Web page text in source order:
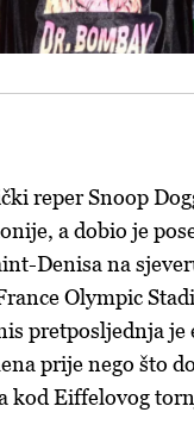
reper Snoop
a dobio je
Denisa na
Olympic
pretposljednja je
prije nego što
kod Eiffelovog